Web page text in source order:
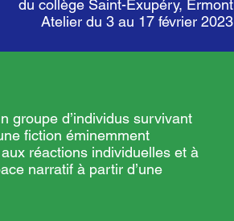
du collège Saint-Exupéry, Ermont
Atelier du 3 au 17 février 2023
groupe d’individus survivant
fiction éminemment
réactions individuelles et à
narratif à partir d’une